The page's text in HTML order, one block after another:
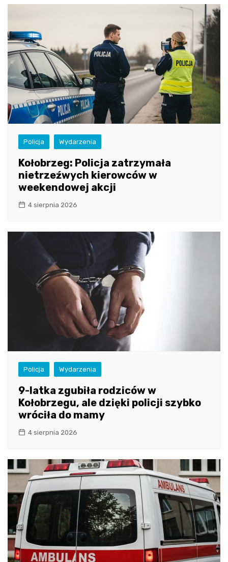
Policja Wydarzenia
Kołobrzeg: Policja zatrzymała
nietrzeźwych kierowców w
weekendowej akcji
4 sierpnia 2026
Policja Wydarzenia
9-latka zgubiła rodziców w
Kołobrzegu, ale dzięki policji szybko
wróciła do mamy
4 sierpnia 2026